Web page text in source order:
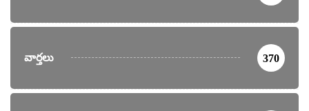
వార్తలు 370